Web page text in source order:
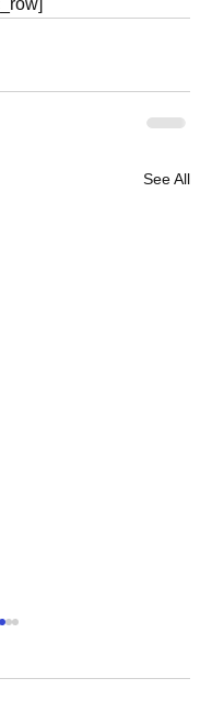
See All
Ορισμένου Χρόνου"
Επιχείρηση Νισύρου